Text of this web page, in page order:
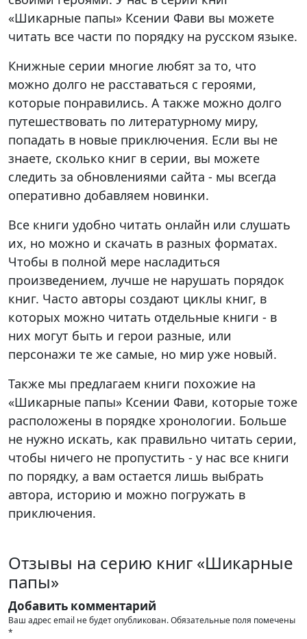
«Шикарные папы» Ксении Фави вы можете
читать все части по порядку на русском языке.
Книжные серии многие любят за то, что
можно долго не расставаться с героями,
которые понравились. А также можно долго
путешествовать по литературному миру,
попадать в новые приключения. Если вы не
знаете, сколько книг в серии, вы можете
следить за обновлениями сайта - мы всегда
оперативно добавляем новинки.
Все книги удобно читать онлайн или слушать
их, но можно и скачать в разных форматах.
Чтобы в полной мере насладиться
произведением, лучше не нарушать порядок
книг. Часто авторы создают циклы книг, в
которых можно читать отдельные книги - в
них могут быть и герои разные, или
персонажи те же самые, но мир уже новый.
Также мы предлагаем книги похожие на
«Шикарные папы» Ксении Фави, которые тоже
расположены в порядке хронологии. Больше
не нужно искать, как правильно читать серии,
чтобы ничего не пропустить - у нас все книги
по порядку, а вам остается лишь выбрать
автора, историю и можно погружать в
приключения.
Отзывы на серию книг «Шикарные
папы»
Добавить комментарий
Ваш адрес email не будет опубликован.Обязательные поля помечены
*